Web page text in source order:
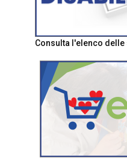
Consulta l'elenco